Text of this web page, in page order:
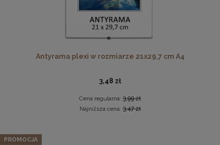
naturalnego drewna
pomarańczowych, z naturalnego drewna
Antyrama plexi w rozmiarze 21x29,7 cm A4
3,48 zł
Cena regularna: 3,99 zł
Najniższa cena:3,47 zł
PROMOCJA